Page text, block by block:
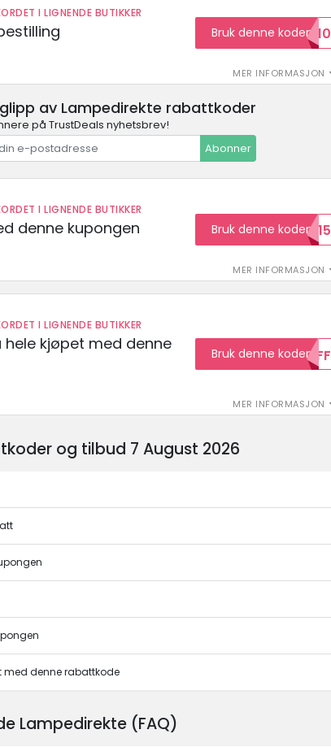
I LIGNENDE BUTIKKER
MER INFORMASJON
Bruk denne koden
HELLO10
av Lampedirekte rabattkoder
på TrustDeals nyhetsbrev!
Abonner
I LIGNENDE BUTIKKER
denne kupongen
MER INFORMASJON
Bruk denne koden
Welcome15
I LIGNENDE BUTIKKER
hele kjøpet med denne
MER INFORMASJON
Bruk denne koden10OFF
og tilbud 7 August 2026
med denne rabattkode
Lampedirekte (FAQ)